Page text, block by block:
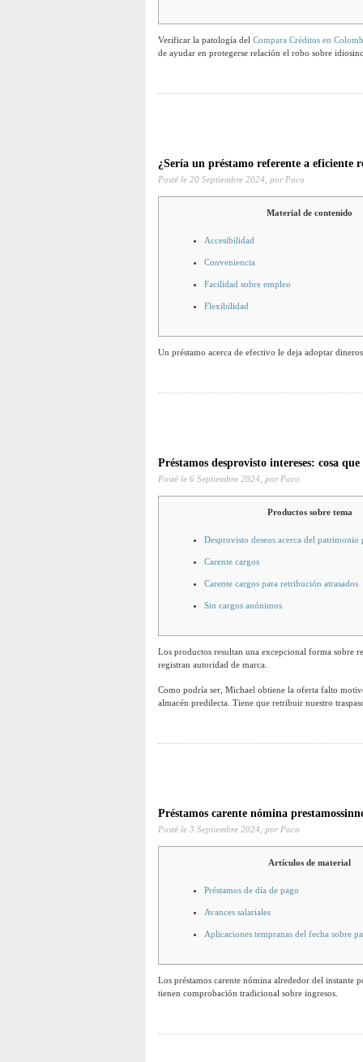
Verificar la patologí­a del Compara Créditos en
de ayudar en protegerse relación el robo sobre
¿Serí­a un préstamo referente a eficiente
Posté le 20 Septiembre 2024, por Paco
Material de contenido
Accesibilidad
Conveniencia
Facilidad sobre empleo
Flexibilidad
Un préstamo acerca de efectivo le deja adoptar
Préstamos desprovisto intereses: cosa
Posté le 6 Septiembre 2024, por Paco
Productos sobre tema
Desprovisto deseos acerca del patrimonio
Carente cargos
Carente cargos para retribución atrasados
Sin cargos anónimos
Los productos resultan una excepcional forma sobre
registran autoridad de marca.
Como podrí­a ser, Michael obtiene la oferta falto
almacén predilecta. Tiene que retribuir nuestro
Préstamos carente nómina
Posté le 3 Septiembre 2024, por Paco
Artículos de material
Préstamos de día de pago
Avances salariales
Aplicaciones tempranas del fecha sobre
Los préstamos carente nómina alrededor del instante
tienen comprobación tradicional sobre ingresos.